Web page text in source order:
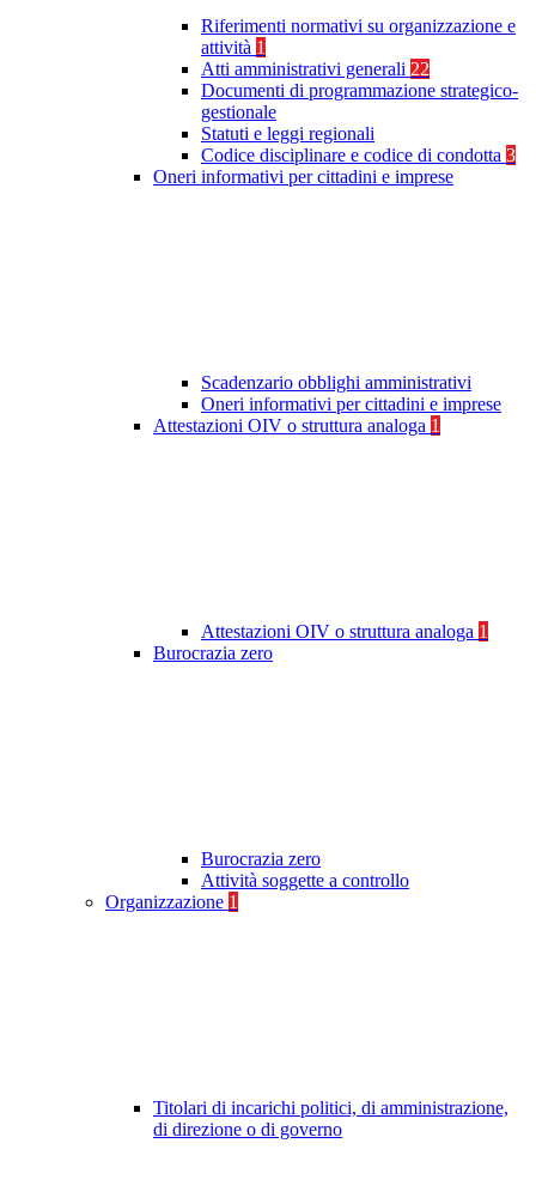
Riferimenti normativi su organizzazione e
attività 1
Atti amministrativi generali 22
Documenti di programmazione strategico-
gestionale
Statuti e leggi regionali
Codice disciplinare e codice di condotta 3
Oneri informativi per cittadini e imprese
Scadenzario obblighi amministrativi
Oneri informativi per cittadini e imprese
Attestazioni OIV o struttura analoga 1
Attestazioni OIV o struttura analoga 1
Burocrazia zero
Burocrazia zero
Attività soggette a controllo
Organizzazione 1
Titolari di incarichi politici, di amministrazione,
di direzione o di governo